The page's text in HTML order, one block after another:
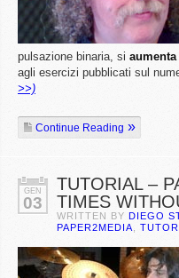
pulsazione binaria, si
agli esercizi pubblicati sul
>>)
Continue Reading
GEN
03
TUTORIAL –
TIMES
WRITTEN BY DIEGO
PAPER2MEDIA